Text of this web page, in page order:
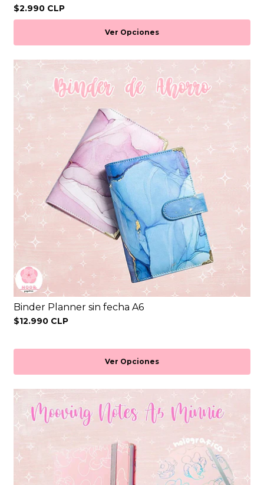
$2.990 CLP
Ver Opciones
Binder Planner sin fecha A6
$12.990 CLP
Ver Opciones